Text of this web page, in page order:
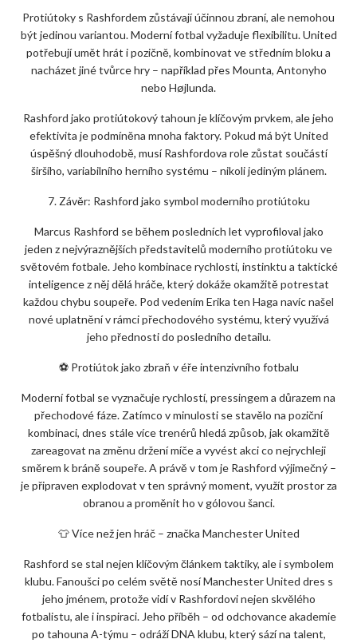
Protiútoky s Rashfordem zůstávají účinnou zbraní, ale nemohou
být jedinou variantou. Moderní fotbal vyžaduje flexibilitu. United
potřebují umět hrát i pozičně, kombinovat ve středním bloku a
nacházet jiné tvůrce hry – například přes Mounta, Antonyho
nebo Højlunda.
Rashford jako protiútokový tahoun je klíčovým prvkem, ale jeho
efektivita je podmíněna mnoha faktory. Pokud má být United
úspěšný dlouhodobě, musí Rashfordova role zůstat součástí
širšího, variabilního herního systému – nikoli jediným plánem.
7. Závěr: Rashford jako symbol moderního protiútoku
Marcus Rashford se během posledních let vyprofiloval jako
jeden z nejvýraznějších představitelů moderního protiútoku ve
světovém fotbale. Jeho kombinace rychlosti, instinktu a taktické
inteligence z něj dělá hráče, který dokáže okamžitě potrestat
každou chybu soupeře. Pod vedením Erika ten Haga navíc našel
nové uplatnění v rámci přechodového systému, který využívá
jeho přednosti do posledního detailu.
⚽ Protiútok jako zbraň v éře intenzivního fotbalu
Moderní fotbal se vyznačuje rychlostí, pressingem a důrazem na
přechodové fáze. Zatímco v minulosti se stavělo na poziční
kombinaci, dnes stále více trenérů hledá způsob, jak okamžitě
zareagovat na změnu držení míče a vyvést akci co nejrychleji
směrem k bráně soupeře. A právě v tom je Rashford výjimečný –
je připraven explodovat v ten správný moment, využít prostor za
obranou a proměnit ho v gólovou šanci.
👕 Více než jen hráč – značka Manchester United
Rashford se stal nejen klíčovým článkem taktiky, ale i symbolem
klubu. Fanoušci po celém světě nosí Manchester United dres s
jeho jménem, protože vidí v Rashfordovi nejen skvělého
fotbalistu, ale i inspiraci. Jeho příběh – od odchovance akademie
po tahouna A-týmu – odráží DNA klubu, který sází na talent,